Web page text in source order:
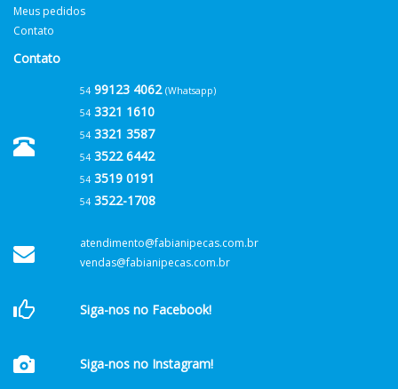
Meus pedidos
Contato
Contato
5499123 4062 (Whatsapp)
543321 1610
543321 3587
543522 6442
543519 0191
543522-1708
atendimento@fabianipecas.com.br
vendas@fabianipecas.com.br
Siga-nos no Facebook!
Siga-nos no Instagram!